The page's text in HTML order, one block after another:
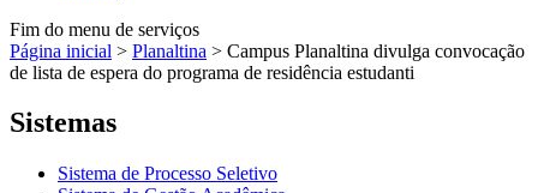
Fim do menu de serviços
Página inicial > Planaltina > Campus Planaltina divulga convocação
de lista de espera do programa de residência estudanti
Sistemas
Sistema de Processo Seletivo